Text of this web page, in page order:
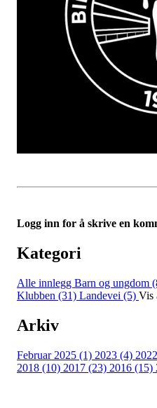
Logg inn for å skrive en
Kategori
Alle innlegg Barn og ungdom
Klubben (31) Landevei (5) Vis
Arkiv
Februar 2025 (1) 2023 (4)
2018 (10) 2017 (23) 2016 (15)